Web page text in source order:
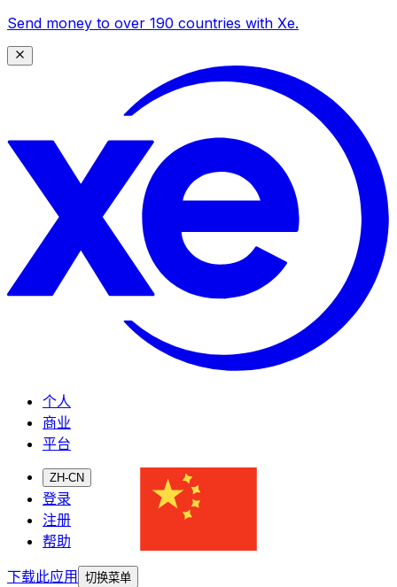
Send money to over 190 countries with Xe.
个人
商业
平台
ZH-CN
登录
注册
帮助
下载此应用
切换菜单